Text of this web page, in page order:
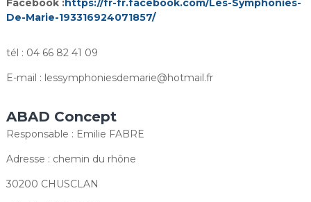
Facebook :https://fr-fr.facebook.com/Les-Symphonies-
De-Marie-193316924071857/
tél : 04 66 82 41 09
E-mail : lessymphoniesdemarie@hotmail.fr
ABAD Concept
Responsable : Emilie FABRE
Adresse : chemin du rhône
30200 CHUSCLAN